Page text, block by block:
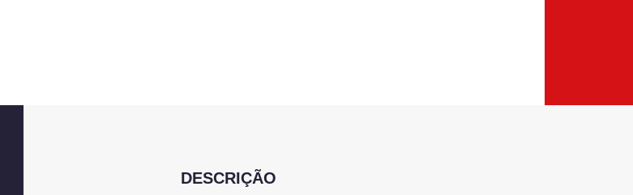
DESCRIÇÃO